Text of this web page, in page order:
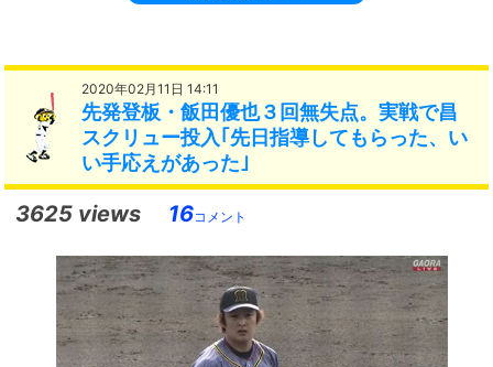
2020年02月11日 14:11
先発登板・飯田優也３回無失点。実戦で昌
スクリュー投入｢先日指導してもらった、い
い手応えがあった｣
3625 views 16コメント